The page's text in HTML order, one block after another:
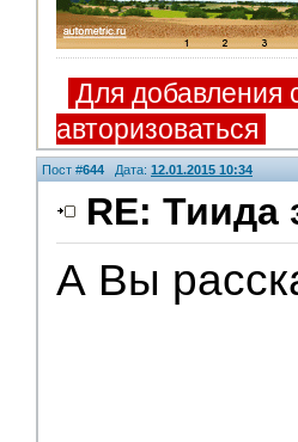
Для добавления
авторизоваться
Пост #644Дата: 12.01.2015 10:34
RE: Тиида
А Вы